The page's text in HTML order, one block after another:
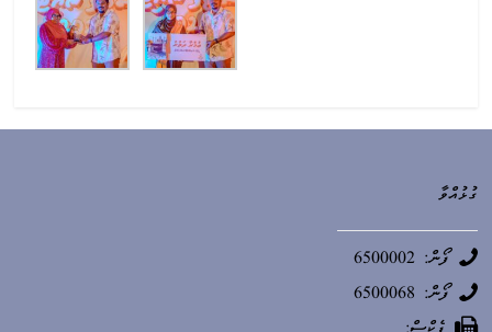
ގުޅުއްވާ
ފޯން: 6500002
ފޯން: 6500068